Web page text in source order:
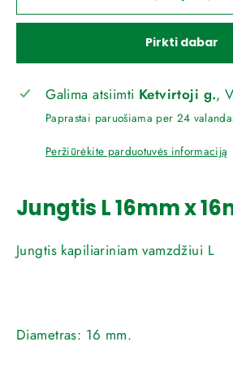
Pirkti dabar
Galima atsiimti Ketvirtoji g.,
Paprastai paruošiama per 24
Peržiūrėkite parduotuvės informaciją
Jungtis L 16mm x
Jungtis kapiliariniam vamzdžiui L
Diametras: 16 mm.